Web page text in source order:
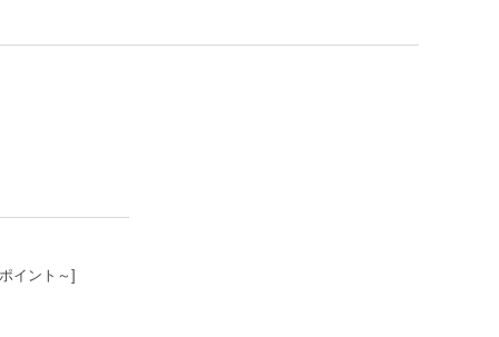
イント～]